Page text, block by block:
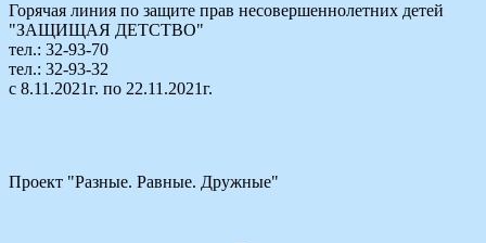
Горячая линия по защите прав несовершеннолетних детей
"ЗАЩИЩАЯ ДЕТСТВО"
тел.: 32-93-70
тел.: 32-93-32
с 8.11.2021г. по 22.11.2021г.
Проект "Разные. Равные. Дружные"